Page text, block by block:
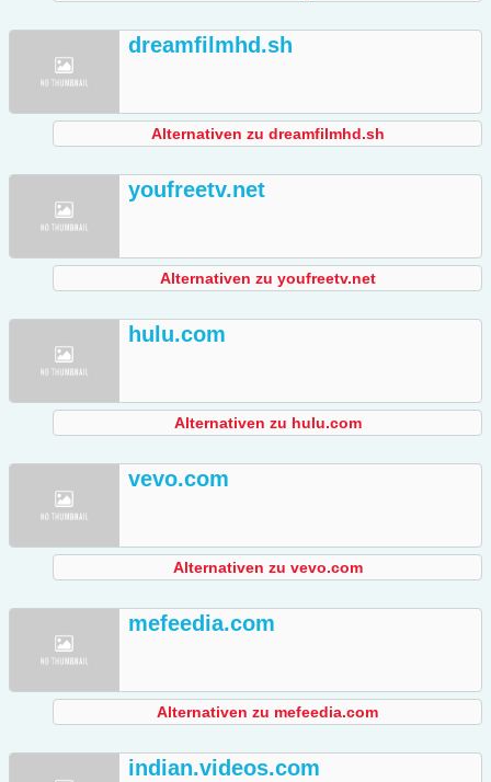
dreamfilmhd.sh
Alternativen zu dreamfilmhd.sh
youfreetv.net
Alternativen zu youfreetv.net
hulu.com
Alternativen zu hulu.com
vevo.com
Alternativen zu vevo.com
mefeedia.com
Alternativen zu mefeedia.com
indian.videos.com